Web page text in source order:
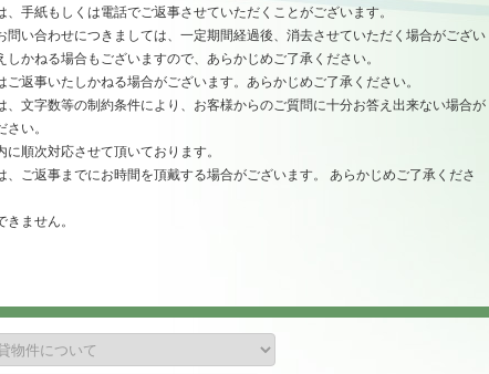
手紙もしくは電話でご返事させていただくことがございます。
問い合わせにつきましては、一定期間経過後、消去させていただく場合がござい
かねる場合もございますので、あらかじめご了承ください。
返事いたしかねる場合がございます。あらかじめご了承ください。
、文字数等の制約条件により、お客様からのご質問に十分お答え出来ない場合が
い。
順次対応させて頂いております。
、ご返事までにお時間を頂戴する場合がございます。 あらかじめご了承くださ
ません。